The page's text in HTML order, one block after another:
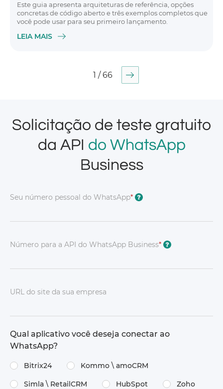
Este guia apresenta arquiteturas de referência, opções
concretas de código aberto e três exemplos completos que
você pode usar para seu primeiro lançamento.
LEIA MAIS
1 / 66
Solicitação de teste gratuito
da API do WhatsApp
Business
Seu número pessoal do WhatsApp* ?
Número para a API do WhatsApp Business* ?
URL do site da sua empresa
Qual aplicativo você deseja conectar ao
WhatsApp?
Bitrix24 Kommo \ amoCRM
Simla \ RetailCRM HubSpot Zoho